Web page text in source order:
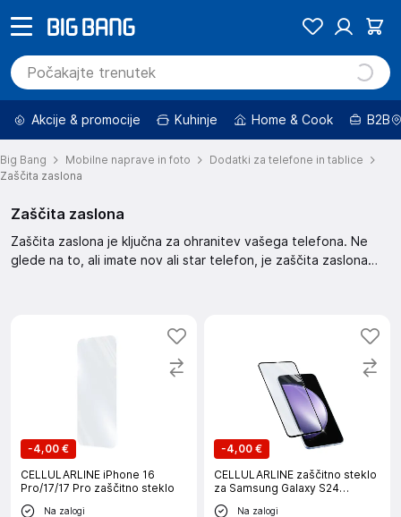
Akcije & promocije Kuhinje Home & Cook B2B
Big Bang Mobilne naprave in foto
Dodatki za telefone in tablice
Zaščita zaslona
Zaščita zaslona
Zaščita zaslona je ključna za ohranitev vašega telefona. Ne
glede na to, ali imate nov ali star telefon, je zaščita zaslona
-4,00 €
CELLULARLINE iPhone 16
Pro/17/17 Pro zaščitno steklo
Na zalogi
-4,00 €
CELLULARLINE zaščitno steklo
za Samsung Galaxy S24
FE/A36/A56
Na zalogi